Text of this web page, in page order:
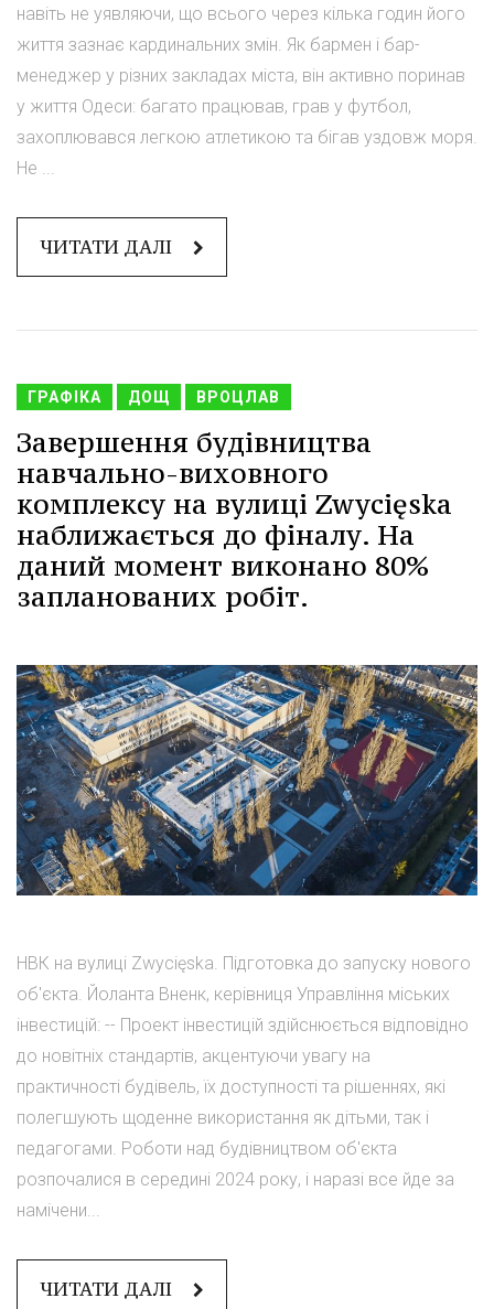
навіть не уявляючи, що всього через кілька годин його
життя зазнає кардинальних змін. Як бармен і бар-
менеджер у різних закладах міста, він активно поринав
у життя Одеси: багато працював, грав у футбол,
захоплювався легкою атлетикою та бігав уздовж моря.
Не ...
ЧИТАТИ ДАЛІ
ГРАФІКА ДОЩ ВРОЦЛАВ
Завершення будівництва
навчально-виховного
комплексу на вулиці Zwycięska
наближається до фіналу. На
даний момент виконано 80%
запланованих робіт.
НВК на вулиці Zwycięska. Підготовка до запуску нового
об'єкта. Йоланта Вненк, керівниця Управління міських
інвестицій: -- Проект інвестицій здійснюється відповідно
до новітніх стандартів, акцентуючи увагу на
практичності будівель, їх доступності та рішеннях, які
полегшують щоденне використання як дітьми, так і
педагогами. Роботи над будівництвом об'єкта
розпочалися в середині 2024 року, і наразі все йде за
намічени...
ЧИТАТИ ДАЛІ